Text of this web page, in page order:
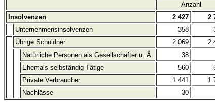
Anzahl
Insolvenzen
2 427 2
Unternehmensinsolvenzen
358
Übrige Schuldner
2 069 2
Natürliche Personen als Gesellschafter u. Ä.
38
Ehemals selbständig Tätige
560
Private Verbraucher
1 441 1
Nachlässe
30